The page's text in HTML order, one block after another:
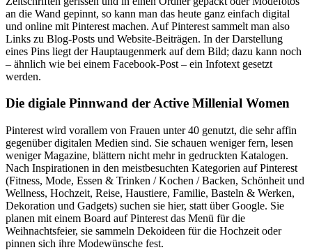
an die Wand gepinnt, so kann man das heute ganz einfach digital
und online mit Pinterest machen. Auf Pinterest sammelt man also
Links zu Blog-Posts und Website-Beiträgen. In der Darstellung
eines Pins liegt der Hauptaugenmerk auf dem Bild; dazu kann noch
– ähnlich wie bei einem Facebook-Post – ein Infotext gesetzt
werden.
Die digiale Pinnwand der Active Millenial Women
Pinterest wird vorallem von Frauen unter 40 genutzt, die sehr affin
gegenüber digitalen Medien sind. Sie schauen weniger fern, lesen
weniger Magazine, blättern nicht mehr in gedruckten Katalogen.
Nach Inspirationen in den meistbesuchten Kategorien auf Pinterest
(Fitness, Mode, Essen & Trinken / Kochen / Backen, Schönheit und
Wellness, Hochzeit, Reise, Haustiere, Familie, Basteln & Werken,
Dekoration und Gadgets) suchen sie hier, statt über Google. Sie
planen mit einem Board auf Pinterest das Menü für die
Weihnachtsfeier, sie sammeln Dekoideen für die Hochzeit oder
pinnen sich ihre Modewünsche fest.